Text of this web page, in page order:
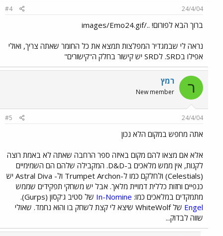
24/4/04
#4
ברוך הבא לפורום! ../images/Emo24.gif
נראה לי שבמגדיר המפלצות תמצא את כל החומר שאתה צריך, ואולי
אפילו בSRD. לSRD יש קישור בחלק ה"קישורים"
ר רמץ
New member
24/4/04
#5
אתה מחפש במקום הלא נכון
אלא אם מצאו להם מקום באיזה ספר הרחבה שאתה לא באמת רוצה
לקנות, אין ממש מלאכים ב-D&D. המקבילה שלהם הם השמימיים
(Celestials) ולחלקם כמו ל-Trumpet Archon ול- Astral Diva יש
כנפיים וחזות כללית דמויית מלאך. אבל יש משחקי תפקידים שממש
מתמקדים במלאכים כמו: In-Nomine של סטיב ג'קסון (Gurps).
Engel
של WhiteWolf שיצא לי קצת לשחק בו והוא נחמד. שאולי
שווה לבדוק...